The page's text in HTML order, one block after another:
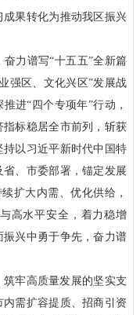
果转化为推动我区振兴
力谱写“十五五”全新篇
强区、文化兴区”发展战
进“四个专项年”行动，
指标稳居全市前列，斩获
持以习近平新时代中国特
、市委部署，锚定发展
扩大内需、优化供给，
高水平安全，着力稳增
兴中勇于争先，奋力谱
牢高质量发展的坚实支
需扩容提质、招商引资